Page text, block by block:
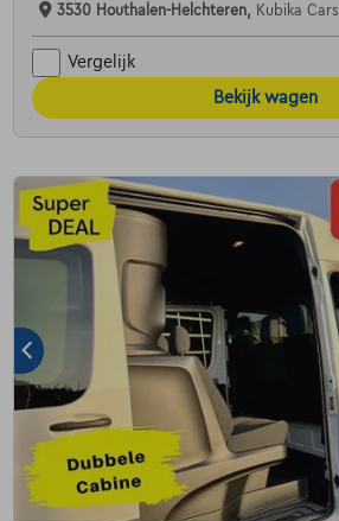
3530 Houthalen-Helchteren, Kubika Cars
Vergelijk
Bekijk wagen